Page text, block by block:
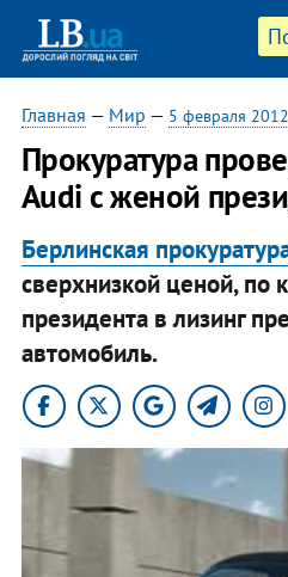
Главная — Мир — 5 февраля 2012
Прокуратура
Audi c женой
Берлинская
сверхнизкой ценой, по
президента в лизинг
автомобиль.